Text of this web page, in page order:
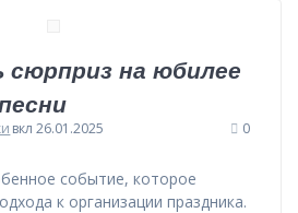
сюрприз на юбилее
вкл 26.01.2025 0
событие, которое
к организации праздника.